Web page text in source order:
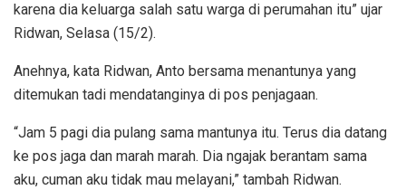
karena dia keluarga salah satu warga di perumahan itu” ujar
Ridwan, Selasa (15/2).
Anehnya, kata Ridwan, Anto bersama menantunya yang
ditemukan tadi mendatanginya di pos penjagaan.
“Jam 5 pagi dia pulang sama mantunya itu. Terus dia datang
ke pos jaga dan marah marah. Dia ngajak berantam sama
aku, cuman aku tidak mau melayani,” tambah Ridwan.